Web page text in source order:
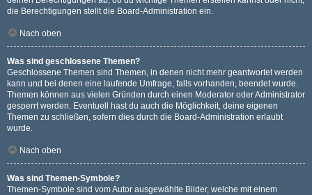
die Berechtigungen stellt die Board-Administration ein.
Nach oben
Was sind geschlossene Themen?
Geschlossene Themen sind Themen, in denen nicht mehr geantwortet werden
kann und bei denen eine laufende Umfrage, falls vorhanden, beendet wurde.
Themen können aus vielen Gründen durch einen Moderator oder Administrator
gesperrt werden. Eventuell hast du auch die Möglichkeit, deine eigenen
Themen zu schließen, sofern dies durch die Board-Administration erlaubt
wurde.
Nach oben
Was sind Themen-Symbole?
Themen-Symbole sind vom Autor ausgewählte Bilder, welche mit einem